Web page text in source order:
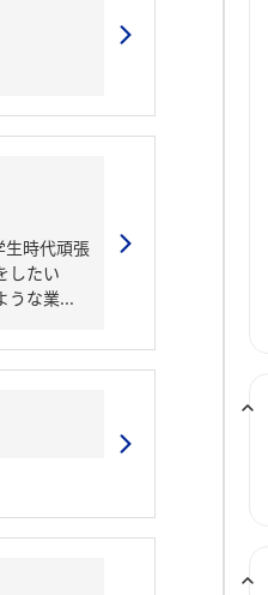
生時代頑張
したい
うな業...